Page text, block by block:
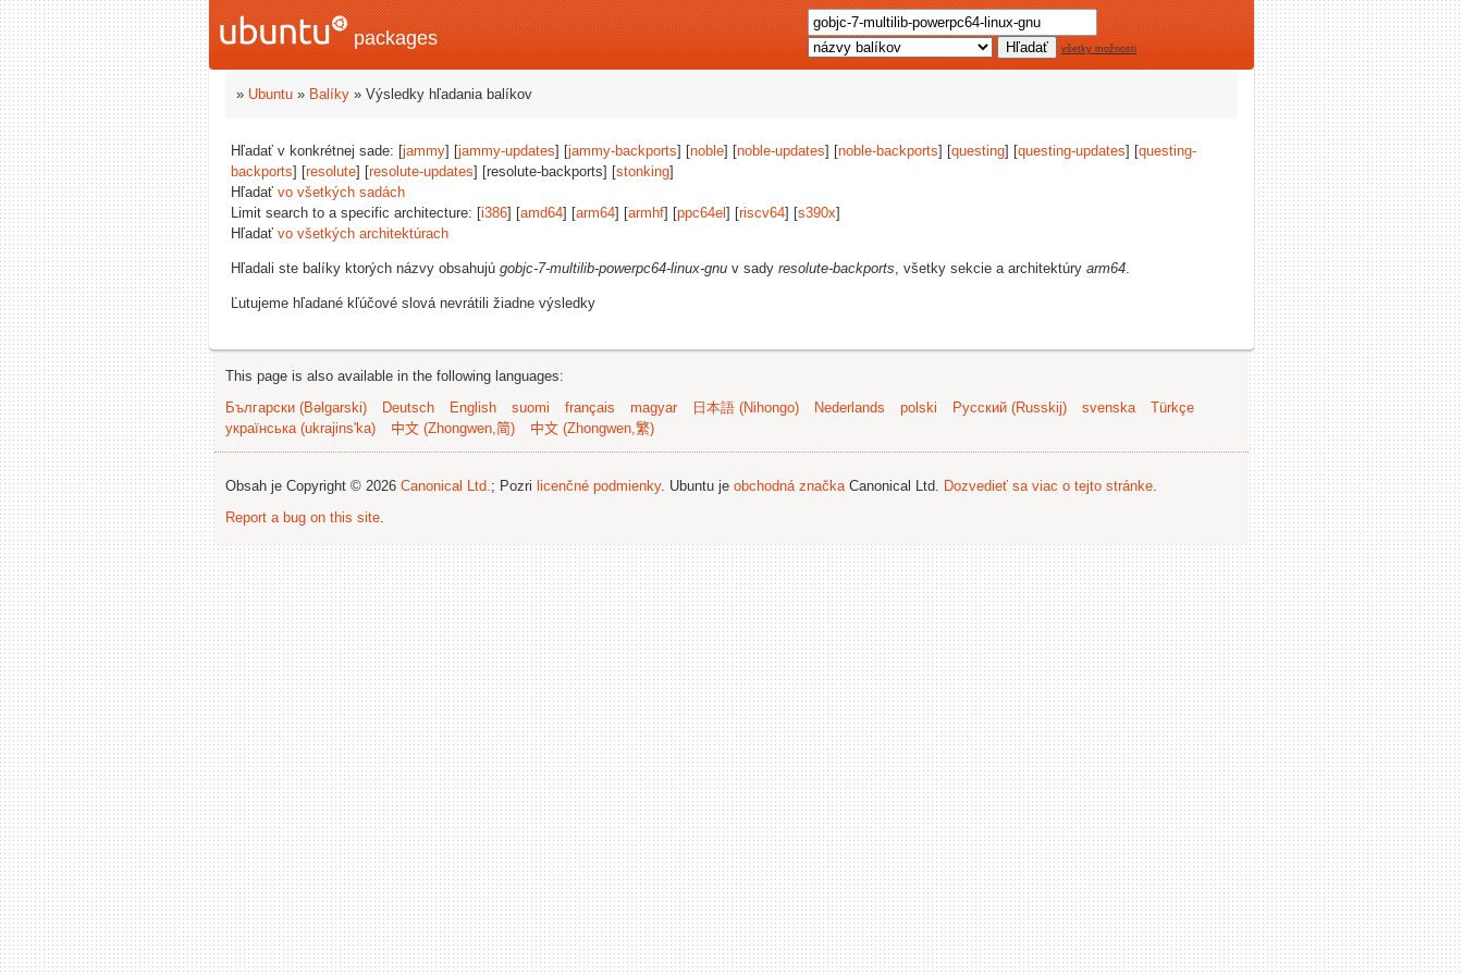
packages všetky možnosti
» Ubuntu » Balíky » Výsledky hľadania balíkov
Hľadať v konkrétnej sade: [jammy] [jammy-updates] [jammy-backports] [noble] [noble-updates] [noble-backports] [questing] [questing-updates] [questing-
backports] [resolute] [resolute-updates] [resolute-backports] [stonking]
Hľadať vo všetkých sadách
Limit search to a specific architecture: [i386] [amd64] [arm64] [armhf] [ppc64el ] [riscv64] [s390x]
Hľadať vo všetkých architektúrach
Hľadali ste balíky ktorých názvy obsahujú gobjc-7-multilib-powerpc64-linux-gnu v sady resolute-backports, všetky sekcie a architektúry arm64.
Ľutujeme hľadané kľúčové slová nevrátili žiadne výsledky
This page is also available in the following languages:
Български (Bəlgarski)
Deutsch English suomi français magyar 日本語 (Nihongo) Nederlands polski Русский (Russkij) svenska
Türkçe
українська (ukrajins'ka)
中文 (Zhongwen,简) 中文 (Zhongwen,繁)
Obsah je Copyright © 2026 Canonical Ltd.; Pozri licenčné podmienky. Ubuntu je obchodná značkaCanonical Ltd. Dozvedieť sa viac o tejto stránke.
Report a bug on this site.